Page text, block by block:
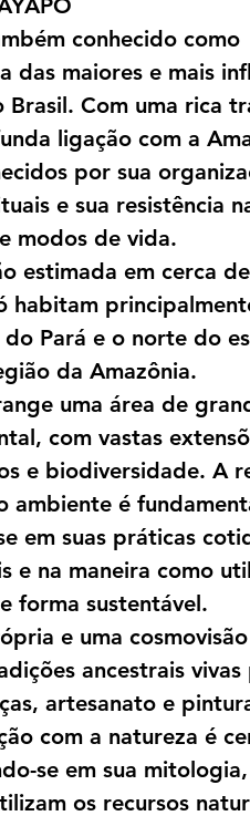
conhecido como
das maiores e mais
Brasil. Com uma rica
ligação com a
por sua
e sua resistência
modos de vida.
estimada em cerca
habitam
Pará e o norte do
da Amazônia.
uma área de
com vastas
e biodiversidade. A
ambiente é
em suas práticas
e na maneira como
forma sustentável.
e uma
ancestrais
artesanato e
com a natureza é
se em sua
os recursos